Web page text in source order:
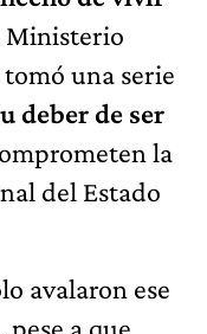
Ministerio
una serie
deber de ser
la
del Estado
avalaron ese